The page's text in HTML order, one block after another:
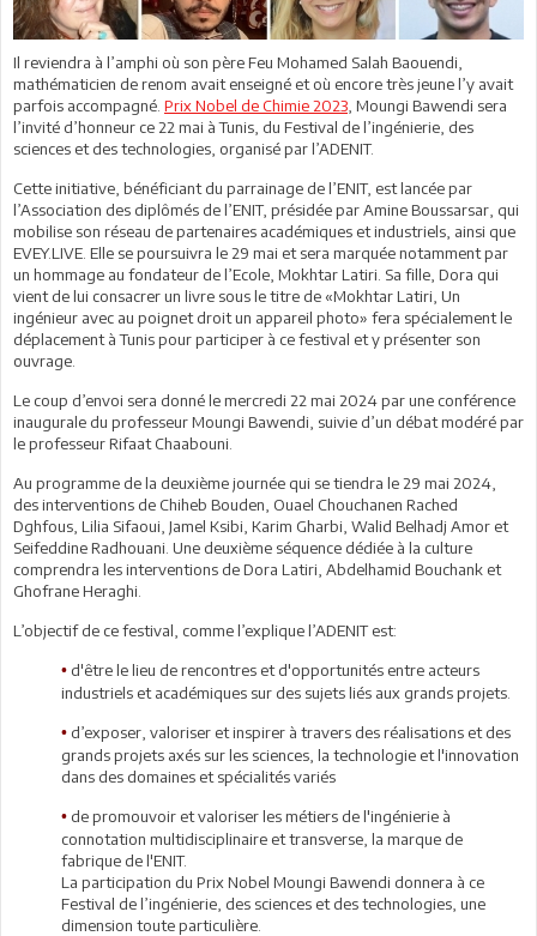
Il reviendra à l’amphi où son père Feu Mohamed Salah Baouendi,
mathématicien de renom avait enseigné et où encore très jeune l’y avait
parfois accompagné. Prix Nobel de Chimie 2023 , Moungi Bawendi sera
l’invité d’honneur ce 22 mai à Tunis, du Festival de l’ingénierie, des
sciences et des technologies, organisé par l’ADENIT.
Cette initiative, bénéficiant du parrainage de l’ENIT, est lancée par
l’Association des diplômés de l’ENIT, présidée par Amine Boussarsar, qui
mobilise son réseau de partenaires académiques et industriels, ainsi que
EVEY.LIVE. Elle se poursuivra le 29 mai et sera marquée notamment par
un hommage au fondateur de l’Ecole, Mokhtar Latiri. Sa fille, Dora qui
vient de lui consacrer un livre sous le titre de «Mokhtar Latiri, Un
ingénieur avec au poignet droit un appareil photo» fera spécialement le
déplacement à Tunis pour participer à ce festival et y présenter son
ouvrage.
Le coup d’envoi sera donné le mercredi 22 mai 2024 par une conférence
inaugurale du professeur Moungi Bawendi, suivie d’un débat modéré par
le professeur Rifaat Chaabouni.
Au programme de la deuxième journée qui se tiendra le 29 mai 2024,
des interventions de Chiheb Bouden, Ouael Chouchanen Rached
Dghfous, Lilia Sifaoui, Jamel Ksibi, Karim Gharbi, Walid Belhadj Amor et
Seifeddine Radhouani. Une deuxième séquence dédiée à la culture
comprendra les interventions de Dora Latiri, Abdelhamid Bouchank et
Ghofrane Heraghi.
L’objectif de ce festival, comme l’explique l’ADENIT est:
• d'être le lieu de rencontres et d'opportunités entre acteurs
industriels et académiques sur des sujets liés aux grands projets.
• d’exposer, valoriser et inspirer à travers des réalisations et des
grands projets axés sur les sciences, la technologie et l'innovation
dans des domaines et spécialités variés
• de promouvoir et valoriser les métiers de l'ingénierie à
connotation multidisciplinaire et transverse, la marque de
fabrique de l'ENIT.
La participation du Prix Nobel Moungi Bawendi donnera à ce
Festival de l’ingénierie, des sciences et des technologies, une
dimension toute particulière.